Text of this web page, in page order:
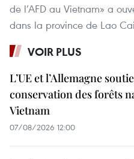
de l’AFD au Vietnam» a
dans la province de Lao
VOIR PLUS
L’UE et l’Allemagne
conservation des forêts
Vietnam
07/08/2026 12:00